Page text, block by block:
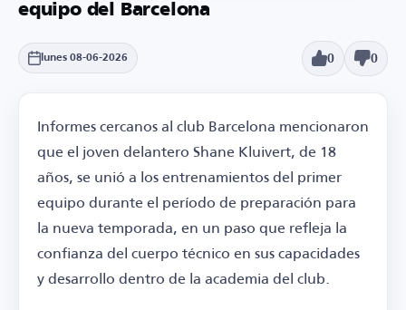
equipo del Barcelona
lunes 08-06-2026 0 0
Informes cercanos al club Barcelona mencionaron
que el joven delantero Shane Kluivert, de 18
años, se unió a los entrenamientos del primer
equipo durante el período de preparación para
la nueva temporada, en un paso que refleja la
confianza del cuerpo técnico en sus capacidades
y desarrollo dentro de la academia del club.